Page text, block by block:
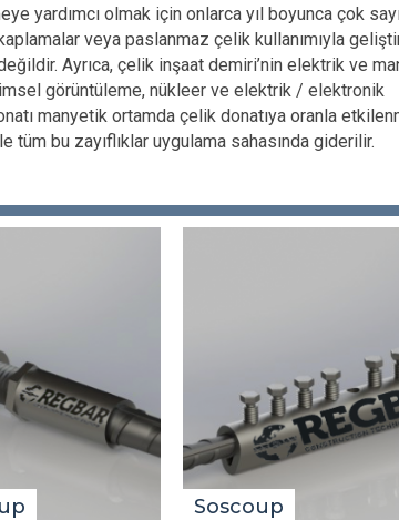
yardımcı olmak için onlarca yıl boyunca çok
veya paslanmaz çelik kullanımıyla
Ayrıca, çelik inşaat demiri’nin elektrik ve
görüntüleme, nükleer ve elektrik / elektronik
manyetik ortamda çelik donatıya oranla
tüm bu zayıflıklar uygulama sahasında giderilir.
Soscoup